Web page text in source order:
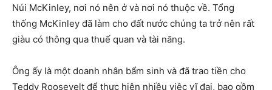
Núi McKinley, nơi nó nên ở và nơi nó thuộc về. Tổng
thống McKinley đã làm cho đất nước chúng ta trở nên rất
giàu có thông qua thuế quan và tài năng.
Ông ấy là một doanh nhân bẩm sinh và đã trao tiền cho
Teddy Roosevelt để thực hiện nhiều việc vĩ đại, bao gồm